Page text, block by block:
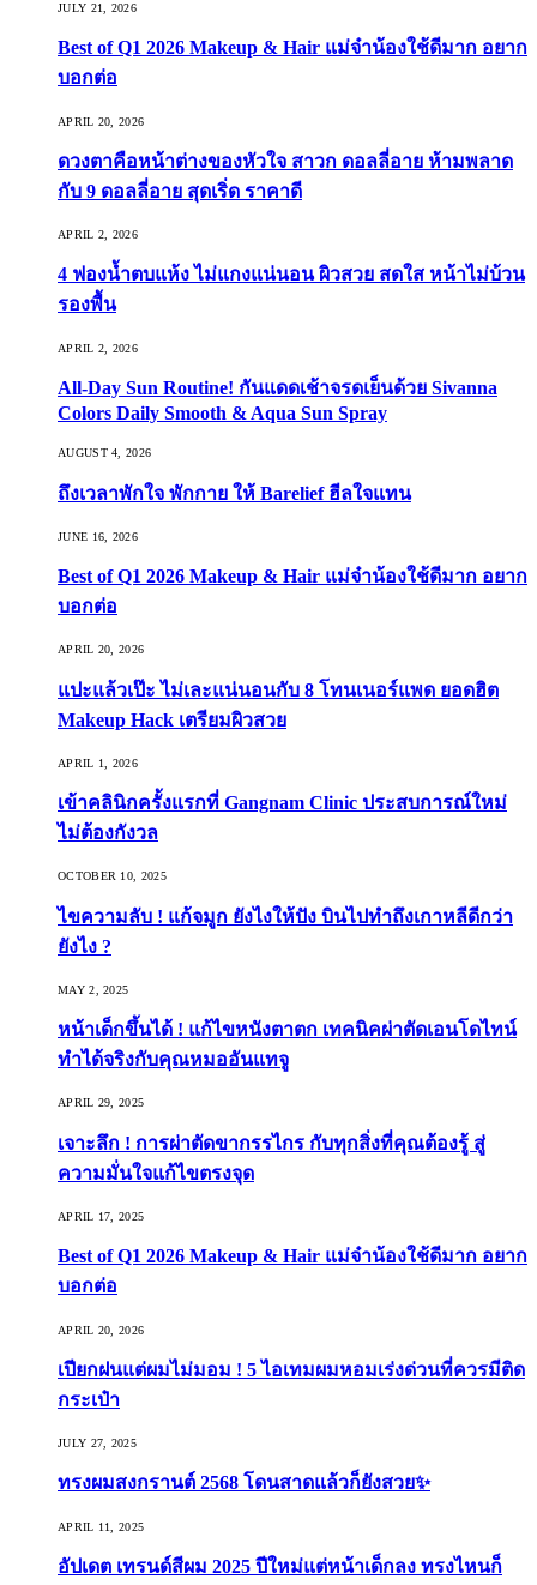
JULY 21, 2026
Best of Q1 2026 Makeup & Hair แม่จ๋าน้องใช้ดีมาก อยาก
บอกต่อ
APRIL 20, 2026
ดวงตาคือหน้าต่างของหัวใจ สาวก ดอลลี่อาย ห้ามพลาด
กับ 9 ดอลลี่อาย สุดเริ่ด ราคาดี
APRIL 2, 2026
4 ฟองน้ำตบแห้ง ไม่แกงแน่นอน ผิวสวย สดใส หน้าไม่บ้วน
รองพื้น
APRIL 2, 2026
All-Day Sun Routine! กันแดดเช้าจรดเย็นด้วย Sivanna
Colors Daily Smooth & Aqua Sun Spray
AUGUST 4, 2026
ถึงเวลาพักใจ พักกาย ให้ Barelief ฮีลใจแทน
JUNE 16, 2026
Best of Q1 2026 Makeup & Hair แม่จ๋าน้องใช้ดีมาก อยาก
บอกต่อ
APRIL 20, 2026
แปะแล้วเป๊ะ ไม่เละแน่นอนกับ 8 โทนเนอร์แพด ยอดฮิต
Makeup Hack เตรียมผิวสวย
APRIL 1, 2026
เข้าคลินิกครั้งแรกที่ Gangnam Clinic ประสบการณ์ใหม่
ไม่ต้องกังวล
OCTOBER 10, 2025
ไขความลับ ! แก้จมูก ยังไงให้ปัง บินไปทำถึงเกาหลีดีกว่า
ยังไง ?
MAY 2, 2025
หน้าเด็กขึ้นได้ ! แก้ไขหนังตาตก เทคนิคผ่าตัดเอนโดไทน์
ทำได้จริงกับคุณหมออันแทจู
APRIL 29, 2025
เจาะลึก ! การผ่าตัดขากรรไกร กับทุกสิ่งที่คุณต้องรู้ สู่
ความมั่นใจแก้ไขตรงจุด
APRIL 17, 2025
Best of Q1 2026 Makeup & Hair แม่จ๋าน้องใช้ดีมาก อยาก
บอกต่อ
APRIL 20, 2026
เปียกฝนแต่ผมไม่มอม ! 5 ไอเทมผมหอมเร่งด่วนที่ควรมีติด
กระเป๋า
JULY 27, 2025
ทรงผมสงกรานต์ 2568 โดนสาดแล้วก็ยังสวย✨
APRIL 11, 2025
อัปเดต เทรนด์สีผม 2025 ปีใหม่แต่หน้าเด็กลง ทรงไหนก็